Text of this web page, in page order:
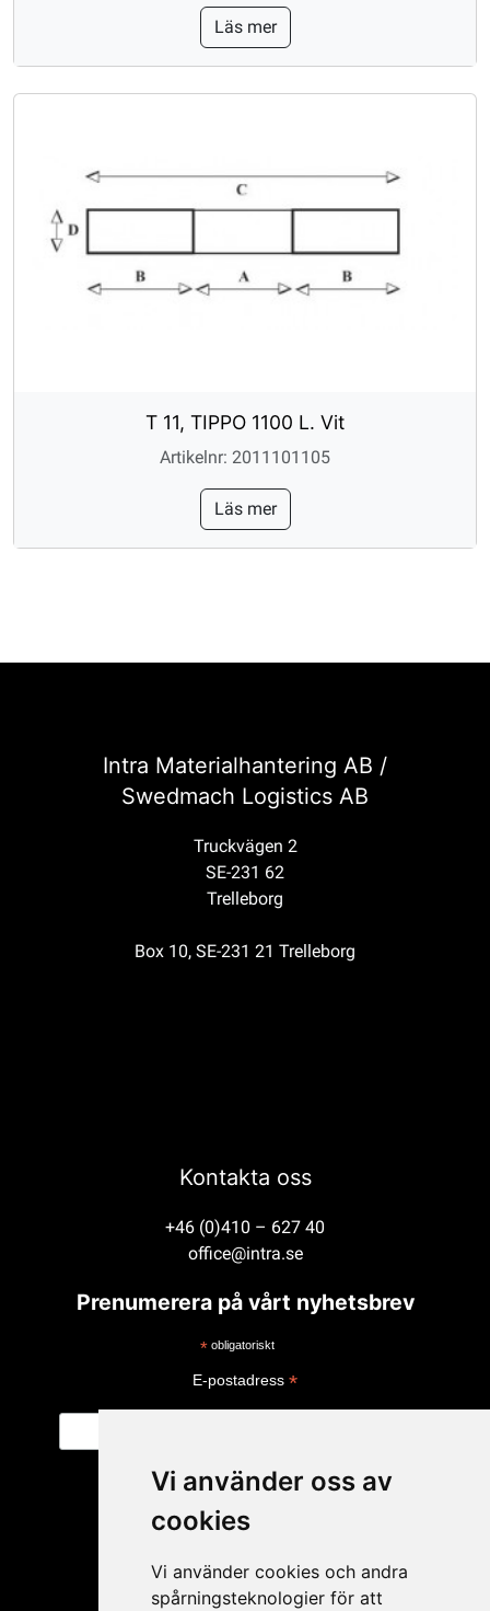
Vi använder oss av
cookies
Vi använder cookies och andra
spårningsteknologier för att
Läs mer
T 11, TIPPO 1100 L. Vit
Artikelnr: 2011101105
Läs mer
Intra Materialhantering AB /
Swedmach Logistics AB
Truckvägen 2
SE-231 62
Trelleborg
Box 10, SE-231 21 Trelleborg
Kontakta oss
+46 (0)410 – 627 40
office@intra.se
Prenumerera på vårt nyhetsbrev
* obligatoriskt
E-postadress *